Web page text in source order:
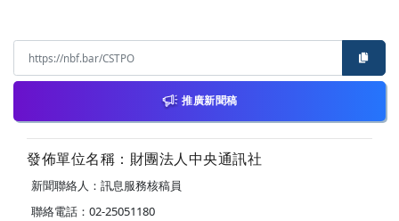
推廣新聞稿
發佈單位名稱：財團法人中央通訊社
新聞聯絡人：訊息服務核稿員
聯絡電話：02-25051180